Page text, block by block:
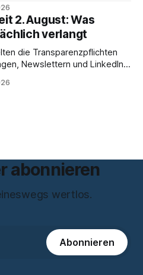
bei eBay und hat
promoviert. Das Gespräch ist
Kurzinterviews zum Thema
2. August: Was
verlangt
die Transparenzpflichten
Newslettern und LinkedIn-
alles gekennzeichnet
abonnieren
wertlos.
Abonnieren